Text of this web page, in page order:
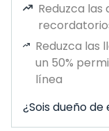
Reduzca las
Reduzca las
un 50%
línea
¿Sois dueño